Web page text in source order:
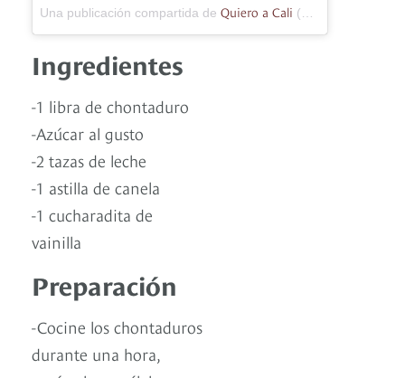
Una publicación compartida de Quiero a Cali (@quieroacali) el
Ingredientes
-1 libra de chontaduro
-Azúcar al gusto
-2 tazas de leche
-1 astilla de canela
-1 cucharadita de
vainilla
Preparación
-Cocine los chontaduros
durante una hora,